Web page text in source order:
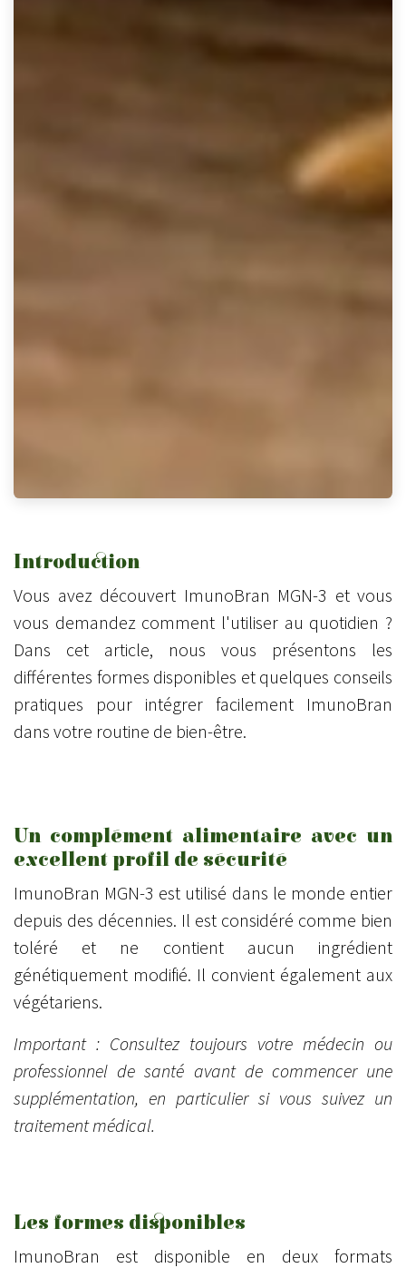
Introduction
Vous avez découvert ImunoBran MGN-3 et vous
vous demandez comment l'utiliser au quotidien ?
Dans cet article, nous vous présentons les
différentes formes disponibles et quelques conseils
pratiques pour intégrer facilement ImunoBran
dans votre routine de bien-être.
Un complément alimentaire avec un
excellent profil de sécurité
ImunoBran MGN-3 est utilisé dans le monde entier
depuis des décennies. Il est considéré comme bien
toléré et ne contient aucun ingrédient
génétiquement modifié. Il convient également aux
végétariens.
Important : Consultez toujours votre médecin ou
professionnel de santé avant de commencer une
supplémentation, en particulier si vous suivez un
traitement médical.
Les formes disponibles
ImunoBran est disponible en deux formats